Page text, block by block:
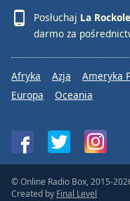
Posłuchaj La
darmo za
Afryka Azja Ameryka
Europa
Oceania
© Online Radio Box, 2015-
Created by Final Level